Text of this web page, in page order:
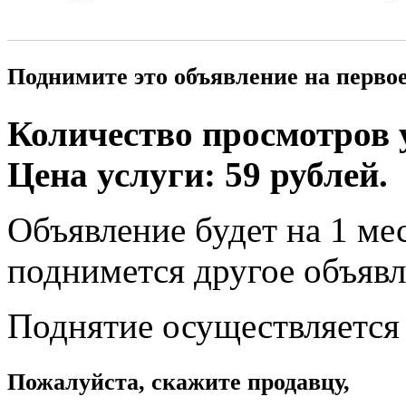
Поднимите это объявление на
Количество просмотров
Цена услуги: 59 рублей.
Объявление будет на 1
поднимется другое
Поднятие
Пожалуйста, скажите продавцу,